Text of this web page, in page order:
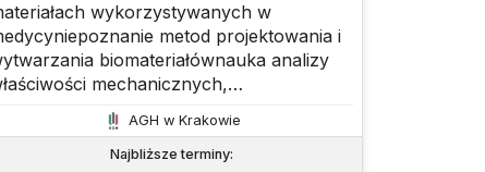
wykorzystywanych w
metod projektowania i
biomateriałównauka analizy
mechanicznych,
fizykochemicznych i
regulacji prawnych i
aspektów etycznych badańzapoznanie z
AGH w Krakowie
Najbliższe terminy: